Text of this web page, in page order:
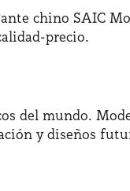
chino SAIC
precio.
del mundo.
y diseños